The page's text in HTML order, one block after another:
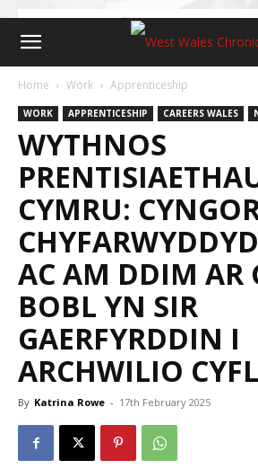
Home Work Apprenticeship
WORK APPRENTICESHIP CAREERS WALES
WYTHNOS
CYMRU:
AC AM DDIM AR
BOBL YN SIR
GAERFYRDDIN I
ARCHWILIO
By Katrina Rowe - 17th February 2025